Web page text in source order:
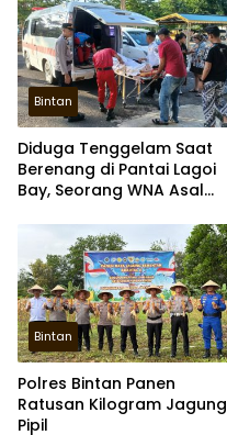
Bintan
Diduga Tenggelam Saat
Berenang di Pantai Lagoi
Bay, Seorang WNA Asal
Bintan
Polres Bintan Panen
Ratusan Kilogram Jagung
Pipil